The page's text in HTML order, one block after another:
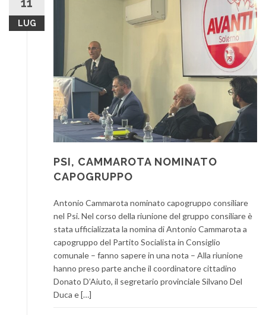
LUG
PSI, CAMMAROTA NOMINATO
CAPOGRUPPO
Antonio Cammarota nominato capogruppo consiliare
nel Psi. Nel corso della riunione del gruppo consiliare è
stata ufficializzata la nomina di Antonio Cammarota a
capogruppo del Partito Socialista in Consiglio
comunale – fanno sapere in una nota – Alla riunione
hanno preso parte anche il coordinatore cittadino
Donato D’Aiuto, il segretario provinciale Silvano Del
Duca e […]